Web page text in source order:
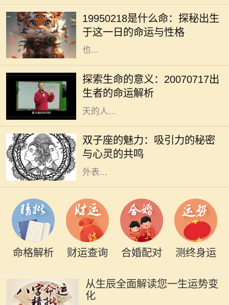
19950218是什么命：探秘出生
于这一日的命运与性格
解读一个人命运的重要工具。1995年
2月18日出生的人，正好是在农历正
月初十，这一天在五行八字中的影响
也...
探索生命的意义：20070717出
生者的命运解析
在我们的人生旅程中，每个生命的诞
生都注定有其独特的意义与使命。
20070717这个特殊的日期，隐含着
丰富的数字哲学，昭示着出生在这一
天的人...
双子座的魅力：吸引力的秘密
与心灵的共鸣
双子座是个富有魅力的星座，生于5
月21日至6月20日之间的双子们，凭
借其机智与灵活的个性，成为社交场
合的明星。他们的吸引力不单来源于
外表...
命格解析 财运查询 合婚配对 测终身运
从生辰全面解读您一生运势变
化